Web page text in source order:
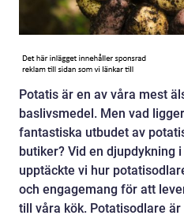
Potatis är en av våra mest
baslivsmedel. Men vad
fantastiska utbudet av
butiker? Vid en djupdykning
upptäckte vi hur
och engagemang för att
till våra kök. Potatisodlare